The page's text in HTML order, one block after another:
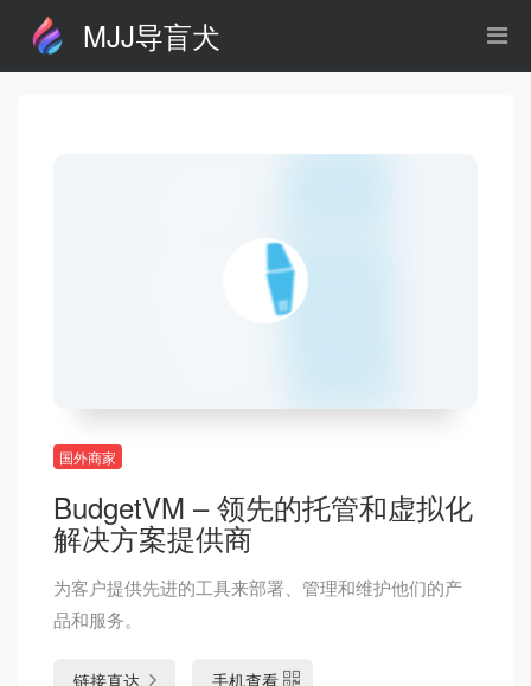
MJJ导盲犬
国外商家
BudgetVM – 领先的托管和虚拟化
解决方案提供商
为客户提供先进的工具来部署、管理和维护他们的产
品和服务。
链接直达 手机查看